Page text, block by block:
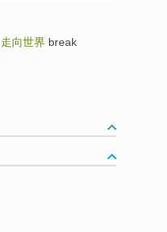
走向世界 break